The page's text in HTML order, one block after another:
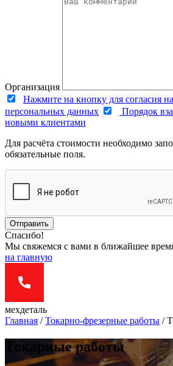
Организация
Нажмите на кнопку для согласия
персональных данных
Порядок
новыми клиентами
Для расчёта стоимости необходимо
обязательные поля.
Отправить
Спасибо!
Мы свяжемся с вами в ближайшее
на главную
мехдеталь
Главная /Токарно-фрезерные работы /
Токарные работы